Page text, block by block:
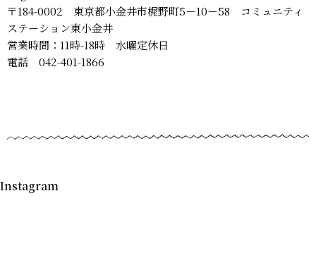
〒184-0002 東京都小金井市梶野町5－10－58 コミュニティ
ステーション東小金井
営業時間：11時-18時 水曜定休日
電話 042-401-1866
Instagram